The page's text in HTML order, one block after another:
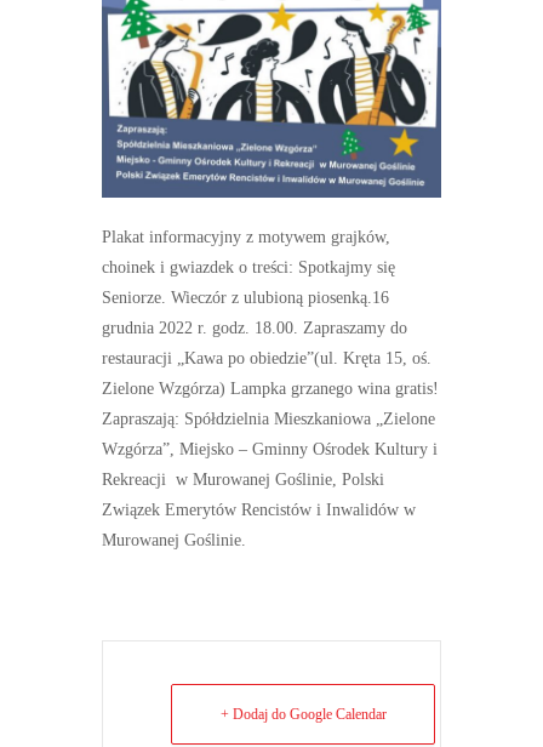
Plakat informacyjny z motywem grajków,
choinek i gwiazdek o treści: Spotkajmy się
Seniorze. Wieczór z ulubioną piosenką.16
grudnia 2022 r. godz. 18.00. Zapraszamy do
restauracji „Kawa po obiedzie”(ul. Kręta 15, oś.
Zielone Wzgórza) Lampka grzanego wina gratis!
Zapraszają: Spółdzielnia Mieszkaniowa „Zielone
Wzgórza”, Miejsko – Gminny Ośrodek Kultury i
Rekreacji w Murowanej Goślinie, Polski
Związek Emerytów Rencistów i Inwalidów w
Murowanej Goślinie.
+ Dodaj do Google Calendar